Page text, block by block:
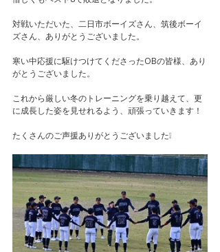
対戦いただいた、二日市ボーイズさん、筑後ボーイ
ズさん、ありがとうございました。
寒い中応援に駆けつけてくださったOBの皆様、あり
がとうございました。
これから厳しい冬のトレーニングを乗り越えて、更
に成長した姿を見せれるよう、頑張っていきます！
たくさんのご声援ありがとうございました❕